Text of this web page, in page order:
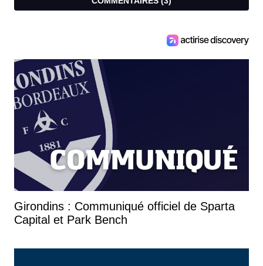
Girondins : Communiqué officiel de Sparta
Capital et Park Bench